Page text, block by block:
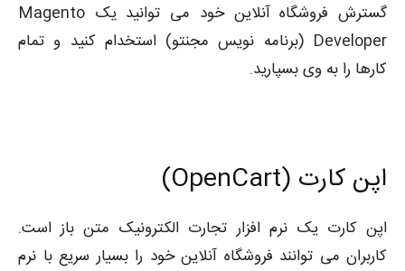
گسترش فروشگاه آنلاین خود می توانید یک Magento
Developer (برنامه نویس مجنتو) استخدام کنید و تمام
کارها را به وی بسپارید.
اپن کارت (OpenCart
)
اپن کارت یک نرم افزار تجارت الکترونیک متن باز است.
کاربران می توانند فروشگاه آنلاین خود را بسیار سریع با نرم